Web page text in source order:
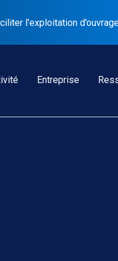
l’exploitation
Entreprise